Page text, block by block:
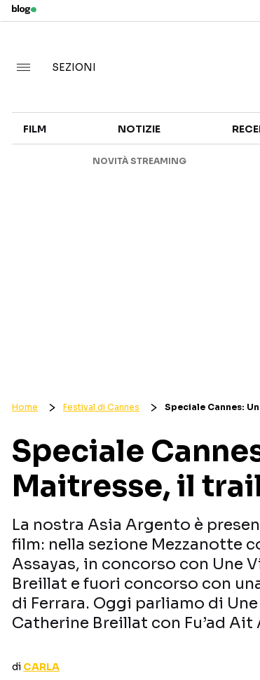
SEZIONI
FILM NOTIZIE
NOVITÀ STREAMING
Home Festival di Cannes Speciale Cannes:
Speciale
Maitresse, il
La nostra Asia Argento è
film: nella sezione Mezzanotte
Assayas, in concorso con Une
Breillat e fuori concorso con
di Ferrara. Oggi parliamo di
Catherine Breillat con Fu’ad
di CARLA